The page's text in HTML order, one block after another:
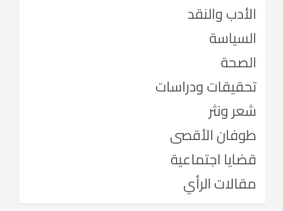
الأدب والنقد
السياسة
الصحة
تحقيقات ودراسات
شعر ونثر
طوفان الأقصى
قضايا اجتماعية
مقالات الرأي